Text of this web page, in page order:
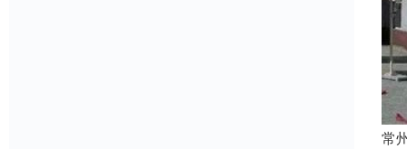
常